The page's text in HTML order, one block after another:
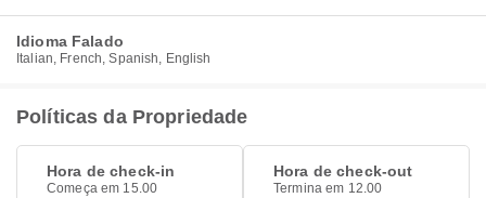
Idioma Falado
Italian, French, Spanish, English
Políticas da Propriedade
Hora de check-in
Começa em 15.00
Hora de check-out
Termina em 12.00